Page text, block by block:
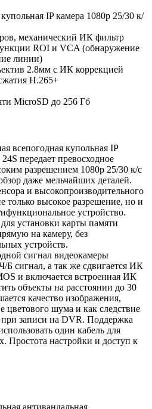
IP камера 1080p 25/30 к/
механический ИК фильтр
ROI и VCA (обнаружение
линии)
2.8мм с ИК коррекцией
H.265+
MicroSD до 256 Гб
всепогодная купольная IP
передает превосходное
разрешением 1080p 25/30 к/с
даже мельчайших деталей.
и высокопроизводительного
только высокое разрешение, но и
устройство.
установки карты памяти
на камеру, без
устройств.
сигнал видеокамеры
Б сигнал, а так же сдвигается ИК
и включается встроенная ИК
объекты на расстоянии до 30
качество изображения,
цветового шума и как следствие
записи на DVR. Поддержка
один кабель для
Простота настройки и доступ к
антивандальная